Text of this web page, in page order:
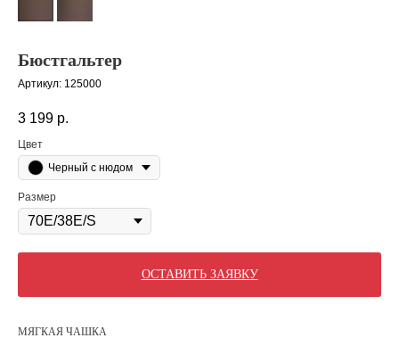
Бюстгальтер
Артикул: 125000
3 199 р.
Цвет
Черный с нюдом
Размер
ОСТАВИТЬ ЗАЯВКУ
МЯГКАЯ ЧАШКА